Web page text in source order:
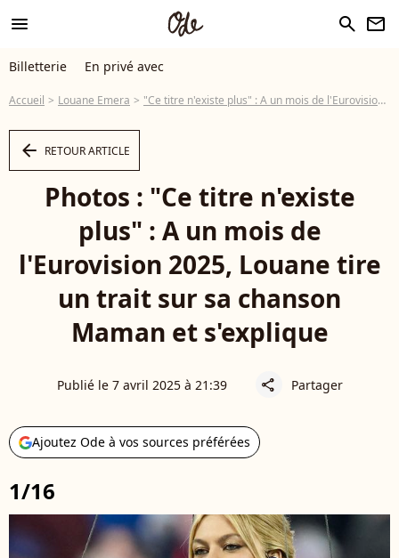
menu search newsletter
Billetterie En privé avec
Accueil Louane Emera "Ce titre n'existe plus" : A un mois de l'Eurovision 2025, Louane tire un trait sur sa chanson Maman et s'explique
arrow_left RETOUR ARTICLE
Photos : "Ce titre n'existe
plus" : A un mois de
l'Eurovision 2025, Louane tire
un trait sur sa chanson
Maman et s'explique
Publié le 7 avril 2025 à 21:39 share Partager
Ajoutez Ode à vos sources préférées
1/16